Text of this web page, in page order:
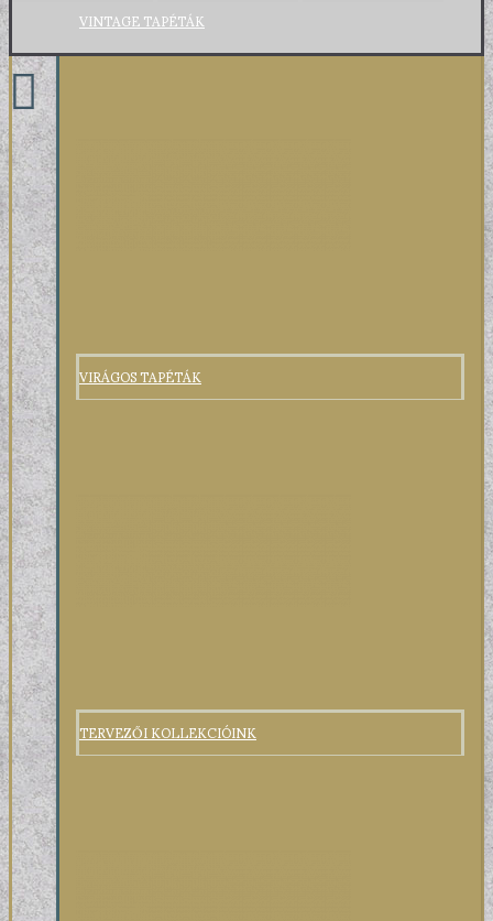
VINTAGE TAPÉTÁK
VIRÁGOS TAPÉTÁK
TERVEZŐI KOLLEKCIÓINK